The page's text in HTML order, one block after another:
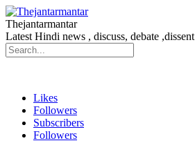
Thejantarmantar
Latest Hindi news , discuss, debate ,dissent
Likes
Followers
Subscribers
Followers